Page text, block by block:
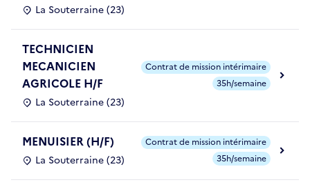
La Souterraine (23)
TECHNICIEN
MECANICIEN
AGRICOLE H/F
La Souterraine (23)
Contrat de mission intérimaire
35h/semaine
MENUISIER (H/F)
La Souterraine (23)
Contrat de mission intérimaire
35h/semaine